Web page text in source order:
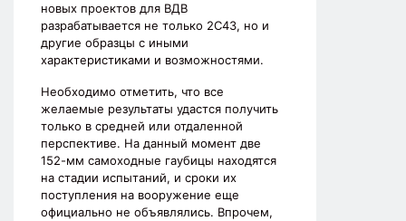
новых проектов для ВДВ
разрабатывается не только 2С43, но и
другие образцы с иными
характеристиками и возможностями.
Необходимо отметить, что все
желаемые результаты удастся получить
только в средней или отдаленной
перспективе. На данный момент две
152-мм самоходные гаубицы находятся
на стадии испытаний, и сроки их
поступления на вооружение еще
официально не объявлялись. Впрочем,